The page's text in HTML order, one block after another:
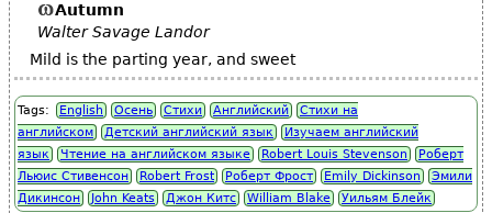
Autumn
Walter Savage Landor
Mild is the parting year, and sweet
Tags: English Осень Стихи Английский
Стихи на
английском
Детский английский язык
Изучаем английский
язык
Чтение на английском языке Robert Louis Stevenson
Роберт
Льюис Стивенсон
Robert Frost Роберт Фрост Emily Dickinson
Эмили
Дикинсон
John Keats Джон Китс William Blake Уильям Блейк